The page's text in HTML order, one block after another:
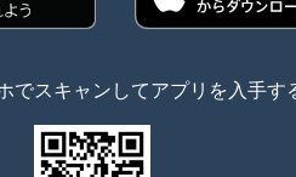
でスキャンしてアプリを入手す